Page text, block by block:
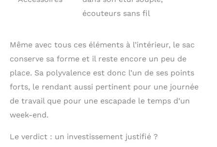
écouteurs sans fil
Même avec tous ces éléments à l’intérieur, le sac
conserve sa forme et il reste encore un peu de
place. Sa polyvalence est donc l’un de ses points
forts, le rendant aussi pertinent pour une journée
de travail que pour une escapade le temps d’un
week-end.
Le verdict : un investissement justifié ?